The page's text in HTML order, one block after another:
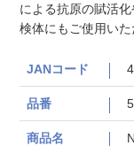
による抗原の賦活
検体にもご使用いた
JANコード
品番
商品名